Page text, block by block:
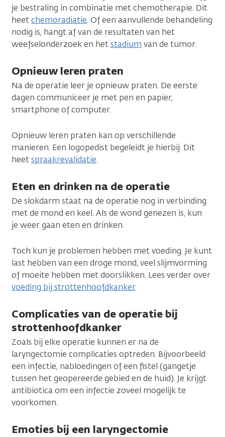
je bestraling in combinatie met chemotherapie. Dit
heetchemoradiatie. Of een aanvullende behandeling
nodig is, hangt af van de resultaten van het
weefselonderzoek en hetstadium van de tumor.
Opnieuw leren praten
Na de operatie leer je opnieuw praten. De eerste
dagen communiceer je met pen en papier,
smartphone of computer.
Opnieuw leren praten kan op verschillende
manieren. Een logopedist begeleidt je hierbij. Dit
heetspraakrevalidatie.
Eten en drinken na de operatie
De slokdarm staat na de operatie nog in verbinding
met de mond en keel. Als de wond genezen is, kun
je weer gaan eten en drinken.
Toch kun je problemen hebben met voeding. Je kunt
last hebben van een droge mond, veel slijmvorming
of moeite hebben met doorslikken. Lees verder over
voeding bij strottenhoofdkanker.
Complicaties van de operatie bij
strottenhoofdkanker
Zoals bij elke operatie kunnen er na de
laryngectomie complicaties optreden. Bijvoorbeeld
een infectie, nabloedingen of een fistel (gangetje
tussen het geopereerde gebied en de huid). Je krijgt
antibiotica om een infectie zoveel mogelijk te
voorkomen.
Emoties bij een laryngectomie